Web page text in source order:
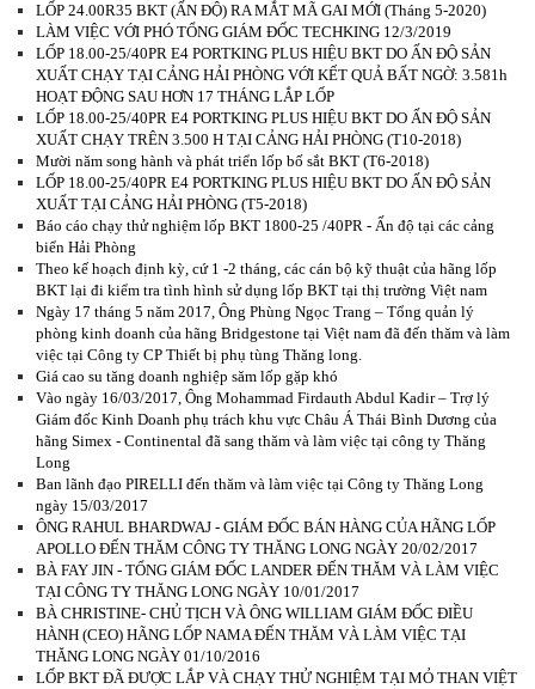
LỐP 24.00R35 BKT (ẤN ĐỘ) RA MẮT MÃ GAI MỚI (Tháng 5-2020)
LÀM VIỆC VỚI PHÓ TỔNG GIÁM ĐỐC TECHKING 12/3/2019
LỐP 18.00-25/40PR E4 PORTKING PLUS HIỆU BKT DO ẤN ĐỘ SẢN
XUẤT CHẠY TẠI CẢNG HẢI PHÒNG VỚI KẾT QUẢ BẤT NGỜ: 3.581h
HOẠT ĐỘNG SAU HƠN 17 THÁNG LẮP LỐP
LỐP 18.00-25/40PR E4 PORTKING PLUS HIỆU BKT DO ẤN ĐỘ SẢN
XUẤT CHẠY TRÊN 3.500 H TẠI CẢNG HẢI PHÒNG (T10-2018)
Mười năm song hành và phát triển lốp bố sắt BKT (T6-2018)
LỐP 18.00-25/40PR E4 PORTKING PLUS HIỆU BKT DO ẤN ĐỘ SẢN
XUẤT TẠI CẢNG HẢI PHÒNG (T5-2018)
Báo cáo chạy thử nghiệm lốp BKT 1800-25 /40PR - Ấn độ tại các cảng
biển Hải Phòng
Theo kế hoạch định kỳ, cứ 1 -2 tháng, các cán bộ kỹ thuật của hãng lốp
BKT lại đi kiểm tra tình hình sử dụng lốp BKT tại thị trường Việt nam
Ngày 17 tháng 5 năm 2017, Ông Phùng Ngọc Trang – Tổng quản lý
phòng kinh doanh của hãng Bridgestone tại Việt nam đã đến thăm và làm
việc tại Công ty CP Thiết bị phụ tùng Thăng long.
Giá cao su tăng doanh nghiệp săm lốp gặp khó
Vào ngày 16/03/2017, Ông Mohammad Firdauth Abdul Kadir – Trợ lý
Giám đốc Kinh Doanh phụ trách khu vực Châu Á Thái Bình Dương của
hãng Simex - Continental đã sang thăm và làm việc tại công ty Thăng
Long
Ban lãnh đạo PIRELLI đến thăm và làm việc tại Công ty Thăng Long
ngày 15/03/2017
ÔNG RAHUL BHARDWAJ - GIÁM ĐỐC BÁN HÀNG CỦA HÃNG LỐP
APOLLO ĐẾN THĂM CÔNG TY THĂNG LONG NGÀY 20/02/2017
BÀ FAY JIN - TỔNG GIÁM ĐỐC LANDER ĐẾN THĂM VÀ LÀM VIỆC
TẠI CÔNG TY THĂNG LONG NGÀY 10/01/2017
BÀ CHRISTINE- CHỦ TỊCH VÀ ÔNG WILLIAM GIÁM ĐỐC ĐIỀU
HÀNH (CEO) HÃNG LỐP NAMA ĐẾN THĂM VÀ LÀM VIỆC TẠI
THĂNG LONG NGÀY 01/10/2016
LỐP BKT ĐÃ ĐƯỢC LẮP VÀ CHẠY THỬ NGHIỆM TẠI MỎ THAN VIỆT